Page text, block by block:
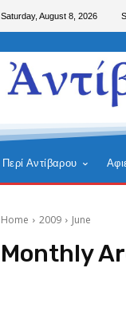
Saturday, August 8, 2026
Περί Αντίβαρου
Home 2009 June
Monthly